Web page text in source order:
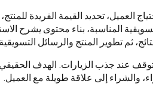
العميل، تحديد القيمة الفريدة
المناسبة، بناء محتوى يشرح
ثم تطوير المنتج والرسائل
عند جذب الزيارات. الهدف الحقيقي
والشراء إلى علاقة طويلة مع العميل.